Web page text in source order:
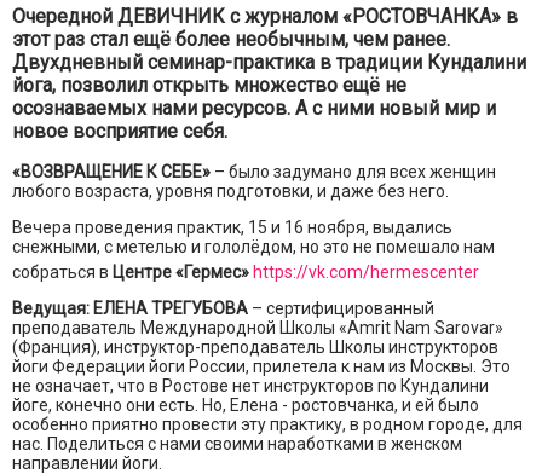
Очередной ДЕВИЧНИК с журналом «РОСТОВЧАНКА» в
этот раз стал ещё более необычным, чем ранее.
Двухдневный семинар-практика в традиции Кундалини
йога, позволил открыть множество ещё не
осознаваемых нами ресурсов. А с ними новый мир и
новое восприятие себя.
«ВОЗВРАЩЕНИЕ К СЕБЕ» – было задумано для всех женщин
любого возраста, уровня подготовки, и даже без него.
Вечера проведения практик, 15 и 16 ноября, выдались
снежными, с метелью и гололёдом, но это не помешало нам
собраться в Центре «Гермес» https://vk.com/hermescenter
Ведущая: ЕЛЕНА ТРЕГУБОВА – сертифицированный
преподаватель Международной Школы «Аmrit Nam Sarovar»
(Франция), инструктор-преподаватель Школы инструкторов
йоги Федерации йоги России, прилетела к нам из Москвы. Это
не означает, что в Ростове нет инструкторов по Кундалини
йоге, конечно они есть. Но, Елена - ростовчанка, и ей было
особенно приятно провести эту практику, в родном городе, для
нас. Поделиться с нами своими наработками в женском
направлении йоги.